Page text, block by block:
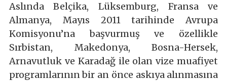
Aslında Belçika, Lüksemburg, Fransa ve
Almanya, Mayıs 2011 tarihinde Avrupa
Komisyonu’na başvurmuş ve özellikle
Sırbistan, Makedonya, Bosna-Hersek,
Arnavutluk ve Karadağ ile olan vize muafiyet
programlarının bir an önce askıya alınmasına